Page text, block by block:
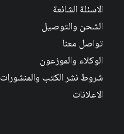
الاسئلة الشائعة
الشحن والتوصيل
تواصل معنا
الوكلاء والموزعون
شروط نشر الكتب والمنشورات
الاعلانات